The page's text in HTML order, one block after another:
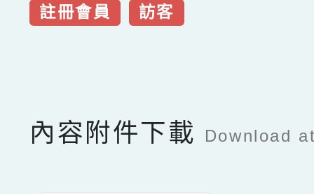
註冊會員 訪客
內容附件下載 Download